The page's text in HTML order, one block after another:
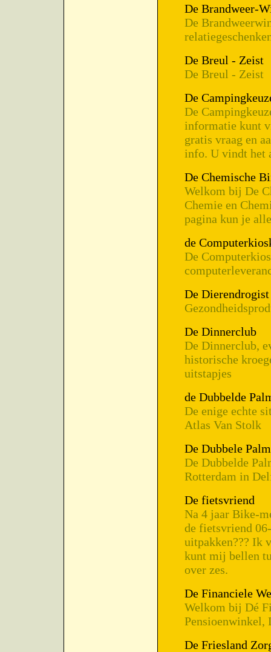
De Brandweer-
De
De Breul - Zeist
De Breul - Zeist
De
De
informatie kunt
gratis vraag en
info. U vindt het
De Chemische
Welkom bij De
Chemie en
pagina kun je
de
De
De Dierendrogist
De Dinnerclub
De Dinnerclub,
historische
uitstapjes
de Dubbelde
De enige echte
Atlas Van Stolk
De Dubbele
De Dubbelde
Rotterdam in
De fietsvriend
Na 4 jaar Bike-
de fietsvriend
uitpakken??? Ik
kunt mij bellen
over zes.
De Financiele
Welkom bij Dé
De Friesland